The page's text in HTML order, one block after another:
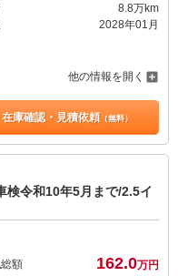
8.8万km
2028年01月
他の情報を開く
在庫確認・見積依頼（無料）
検令和10年5月まで/2.5イ
額 162.0万円